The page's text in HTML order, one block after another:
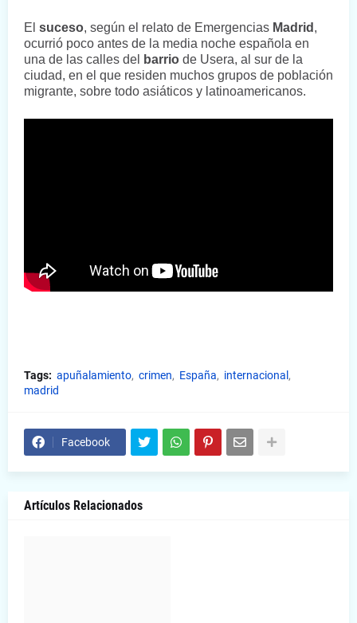
El suceso, según el relato de Emergencias Madrid ,
ocurrió poco antes de la media noche española en
una de las calles del
barrio de Usera, al sur de la
ciudad, en el que residen muchos grupos de población
migrante, sobre todo asiáticos y latinoamericanos.
Tags: apuñalamiento crimen España
internacional
madrid
Facebook
Artículos Relacionados